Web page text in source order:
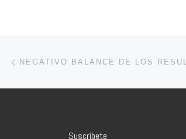
Navegación de entradas
NEGATIVO BALANCE DE LOS
Suscríbete